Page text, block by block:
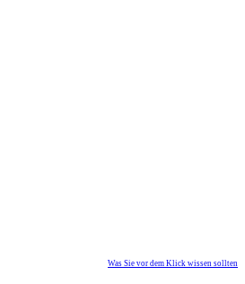
Was Sie vor dem Klick wissen sollten